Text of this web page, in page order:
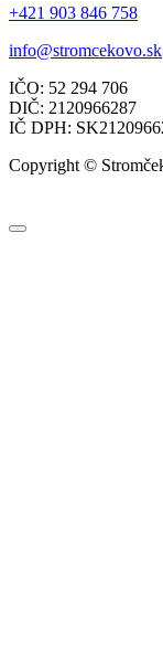
+421 903 846 758
info@stromcekovo.sk
IČO: 52 294 706
DIČ: 2120966287
IČ DPH:
Copyright ©